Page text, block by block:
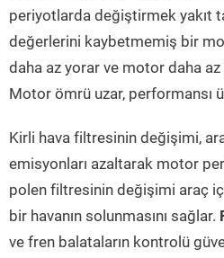
periyotlarda değiştirmek yakıt
değerlerini kaybetmemiş bir
daha az yorar ve motor daha
Motor ömrü uzar, performansı
Kirli hava filtresinin değişimi,
emisyonları azaltarak motor
polen filtresinin değişimi araç
bir havanın solunmasını sağlar.
ve fren balataların kontrolü